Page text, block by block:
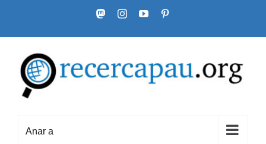
content
MastodonInstagram
YouTube
Anar a